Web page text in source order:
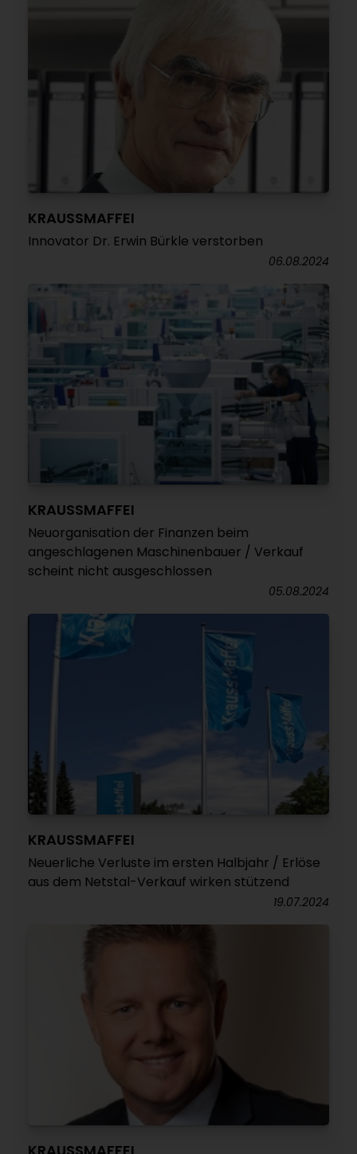
KRAUSSMAFFEI
Innovator Dr. Erwin Bürkle verstorben
06.08.2024
KRAUSSMAFFEI
Neuorganisation der Finanzen beim
angeschlagenen Maschinenbauer / Verkauf
scheint nicht ausgeschlossen
05.08.2024
KRAUSSMAFFEI
Neuerliche Verluste im ersten Halbjahr / Erlöse
aus dem Netstal-Verkauf wirken stützend
19.07.2024